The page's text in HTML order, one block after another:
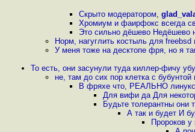
Скрыто модератором,
Хромиум и фаирфокс всегда
Это сильно дёшево Недёшево
Норм, нагуглить костыль для
У меня тоже на десктопе фря, но я
То есть, они засунули туда киллер-фичу
не, там до сих пор клетка с
В фряхе что, РЕАЛЬНО
Для вифи да Для
Будьте толерантны
А так и будет И
Пророков